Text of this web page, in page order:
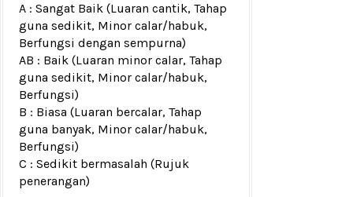
A : Sangat Baik (Luaran cantik, Tahap
guna sedikit, Minor calar/habuk,
Berfungsi dengan sempurna)
AB : Baik (Luaran minor calar, Tahap
guna sedikit, Minor calar/habuk,
Berfungsi)
B : Biasa (Luaran bercalar, Tahap
guna banyak, Minor calar/habuk,
Berfungsi)
C : Sedikit bermasalah (Rujuk
penerangan)